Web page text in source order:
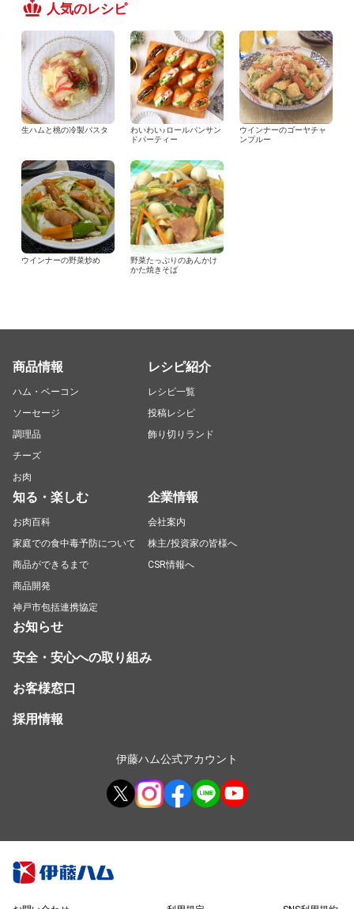
人気のレシピ
生ハムと桃の冷製パスタ
わいわい♪ロールパンサン
ドパーティー
ウインナーのゴーヤチャ
ンプルー
ウインナーの野菜炒め
野菜たっぷりのあんかけ
かた焼きそば
商品情報
ハム・ベーコン
ソーセージ
調理品
チーズ
お肉
レシピ紹介
レシピ一覧
投稿レシピ
飾り切りランド
知る・楽しむ
お肉百科
家庭での食中毒予防について
商品ができるまで
商品開発
神戸市包括連携協定
企業情報
会社案内
株主/投資家の皆様へ
CSR情報へ
お知らせ
安全・安心への取り組み
お客様窓口
採用情報
伊藤ハム公式アカウント